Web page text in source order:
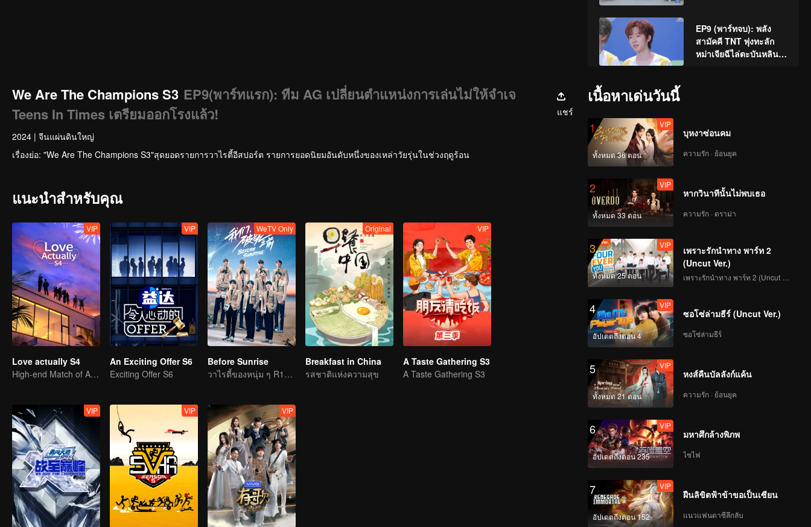
EP9 (พาร์ทจบ): พลัง
สามัคคี TNT พุ่งทะลัก
หม่าเจียฉีไล่ตะบันหลิน
VIP
ตลอดทั้ง 3 ซีซันที่ผ่านมา
VIP
ย้อนการแข่งรอบรอง
ชนะเลิศ(พาร์ทแรก) : ทีม
VIP
ย้อนการแข่งรอบรอง
ฉงชิ่ง
VIP
ราชาแห่งหุบเขา EP9:
แวร์วูฟแสนสนุก!
มีแต่เรื่องให้ติดตาม
VIP
EP10(พาร์ทแรก): หยาง
VIP
EP10(พาร์ทกลาง): ศึก
ชิงแชมป์! 688 ปะทะจิ่ว
ทางการเร็วๆนี้)
VIP
EP10(พาร์ทจบ):
อย่างเป็นทางการเร็วๆนี้)
VIP
(รีวิวเกมก่อนหน้า)EP10:
We Are The Champions S3 EP9(พาร์ทแรก): ทีม AG เปลี่ยนตำแหน่งการเล่นไม่ให้จำเจ
Teens In Times เตรียมออกโรงแล้ว!
แชร์
2024 | จีนแผ่นดินใหญ่
เรื่องย่อ: "We Are The Champions S3"สุดยอดรายการวาไรตี้อีสปอร์ต รายการยอดนิยมอันดับหนึ่งของเหล่าวัยรุ่นในช่วงฤดูร้อน
แนะนำสำหรับคุณ
VIP
Love actually S4
High-end Match of Adults' ambiguity
VIP
An Exciting Offer S6
Exciting Offer S6
WeTV Only
Before Sunrise
วาไรตี้ของหนุ่ม ๆ R1SE ก่อนที่จะแยกจากกัน
Original
Breakfast in China
รสชาติแห่งความสุข
VIP
A Taste Gathering S3
A Taste Gathering S3
VIP VIP VIP
เนื้อหาเด่นวันนี้
1
ทั้งหมด 36 ตอน
VIP
บุหงาซ่อนคม
ความรัก · ย้อนยุค
2
ทั้งหมด 33 ตอน
VIP
หากวินาทีนั้นไม่พบเธอ
ความรัก · ดราม่า
3
ทั้งหมด 25 ตอน
VIP
เพราะรักนำทาง พาร์ท 2
(Uncut Ver.)
4
อัปเดตถึงตอน 4
VIP
ซอโซ่ล่ามธีร์ (Uncut Ver.)
ซอโซ่ล่ามธีร์
5
ทั้งหมด 21 ตอน
VIP
หงส์คืนบัลลังก์แค้น
ความรัก · ย้อนยุค
6
อัปเดตถึงตอน 235
VIP
มหาศึกล้างพิภพ
ไซไฟ
7
อัปเดตถึงตอน 152
VIP
ฝืนลิขิตฟ้าข้าขอเป็นเซียน
แนวแฟนตาซีลึกลับ